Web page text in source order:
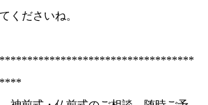
くださいね。